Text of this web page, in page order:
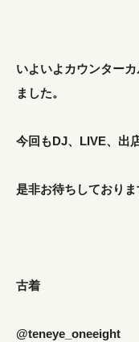
いよいよカウンター
ました。
今回もDJ、LIVE、出
是非お待ちしておりま
古着
@teneye_oneeight